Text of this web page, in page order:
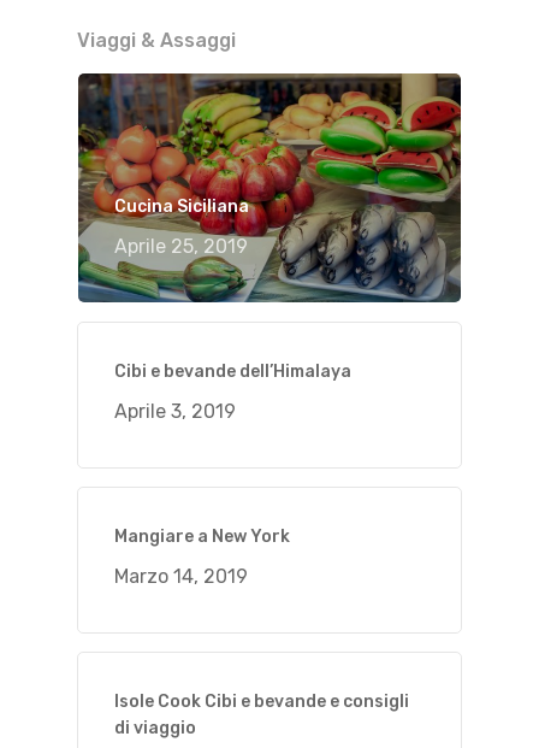
Viaggi & Assaggi
Cucina Siciliana
Aprile 25, 2019
Cibi e bevande dell’Himalaya
Aprile 3, 2019
Mangiare a New York
Marzo 14, 2019
Isole Cook Cibi e bevande e consigli
di viaggio